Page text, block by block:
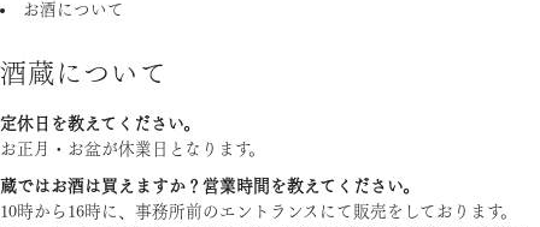
お酒について
酒蔵について
定休日を教えてください。
お正月・お盆が休業日となります。
蔵ではお酒は買えますか？営業時間を教えてください。
10時から16時に、事務所前のエントランスにて販売をしております。